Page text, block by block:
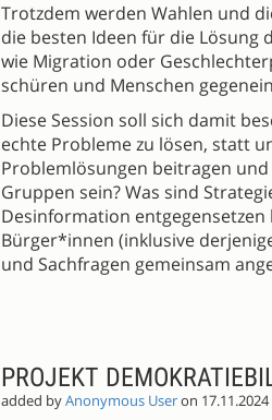
Trotzdem werden Wahlen und
die besten Ideen für die Lösung
wie Migration oder
schüren und Menschen
Diese Session soll sich damit
echte Probleme zu lösen, statt
Problemlösungen beitragen
Gruppen sein? Was sind
Desinformation entgegensetzen
Bürger*innen (inklusive
und Sachfragen gemeinsam
PROJEKT
added byAnonymous Useron 17.11.2024